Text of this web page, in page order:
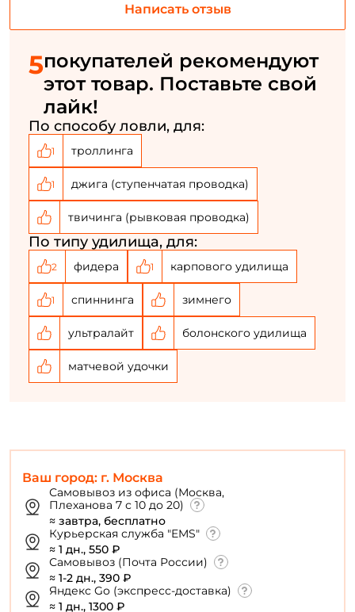
Ваш город: г. Москва
Самовывоз из офиса (Москва,
Плеханова 7 с 10 до 20)
≈ завтра, бесплатно
Курьерская служба "EMS"
≈ 1 дн., 550 ₽
Самовывоз (Почта России)
≈ 1-2 дн., 390 ₽
Яндекс Go (экспресс-доставка)
≈ 1 дн., 1300 ₽
Написать отзыв
5покупателей рекомендуют
этот товар. Поставьте свой
лайк!
По способу ловли, для:
1 троллинга
1 джига (ступенчатая проводка)
твичинга (рывковая проводка)
По типу удилища, для:
2 фидера 1 карпового удилища
1 спиннинга зимнего
ультралайт болонского удилища
матчевой удочки
Email: *
Номер телефона: *
Придумайте пароль: *
Повторите пароль: *
Заполняя данную форму вы соглашаетесь на обработку
персональных данных
Создать аккаунт
У меня уже есть аккаунт